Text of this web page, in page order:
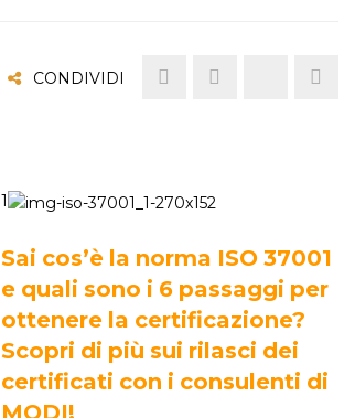
CONDIVIDI
1
Sai cos’è la norma ISO 37001
e quali sono i 6 passaggi per
ottenere la certificazione?
Scopri di più sui rilasci dei
certificati con i consulenti di
MODI!